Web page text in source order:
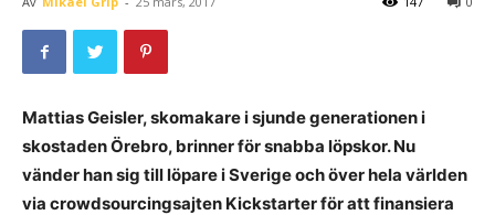
Mattias Geisler, skomakare i sjunde generationen i
skostaden Örebro, brinner för snabba löpskor. Nu
vänder han sig till löpare i Sverige och över hela världen
via crowdsourcingsajten Kickstarter för att finansiera